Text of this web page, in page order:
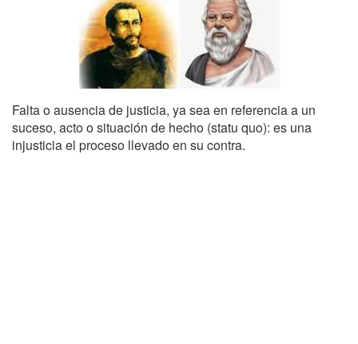
Falta o ausencia de justicia, ya sea en referencia a un
suceso, acto o situación de hecho (statu quo): es una
injusticia el proceso llevado en su contra.